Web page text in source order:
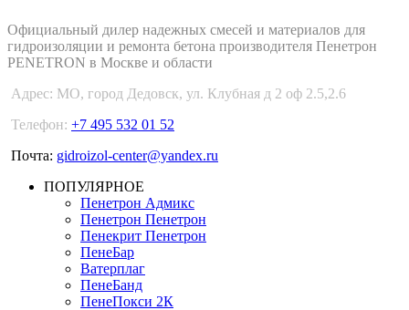
Официальный дилер надежных смесей и материалов для
гидроизоляции и ремонта бетона производителя Пенетрон
PENETRON в Москве и области
Адрес: МО, город Дедовск, ул. Клубная д 2 оф 2.5,2.6
Телефон: +7 495 532 01 52
Почта: gidroizol-center@yandex.ru
ПОПУЛЯРНОЕ
Пенетрон Адмикс
Пенетрон Пенетрон
Пенекрит Пенетрон
ПенеБар
Ватерплаг
ПенеБанд
ПенеПокси 2К